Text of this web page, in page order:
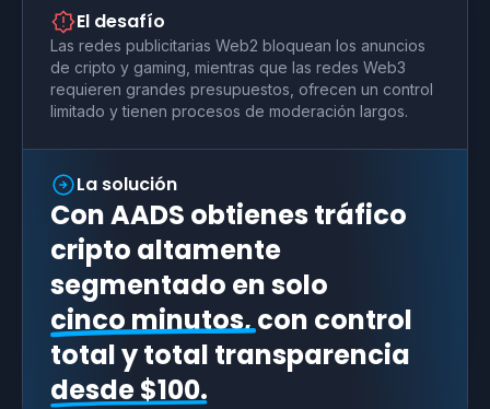
El desafío
Las redes publicitarias Web2 bloquean los anuncios
de cripto y gaming, mientras que las redes Web3
requieren grandes presupuestos, ofrecen un control
limitado y tienen procesos de moderación largos.
La solución
Con AADS obtienes tráfico
cripto altamente
segmentado en solo
cinco minutos,con control
total y total transparencia
desde $100.